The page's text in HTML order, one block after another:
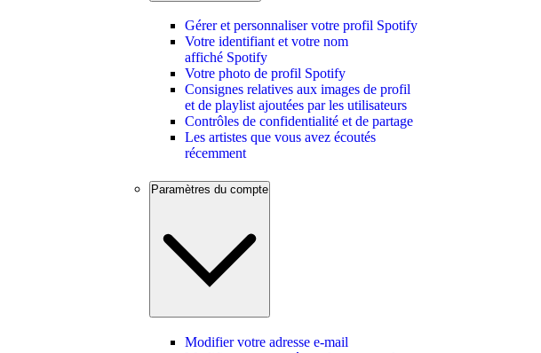
Gérer et personnaliser votre profil Spotify
Votre identifiant et votre nom
affiché Spotify
Votre photo de profil Spotify
Consignes relatives aux images de profil
et de playlist ajoutées par les utilisateurs
Contrôles de confidentialité et de partage
Les artistes que vous avez écoutés
récemment
Paramètres du compte
Modifier votre adresse e-mail